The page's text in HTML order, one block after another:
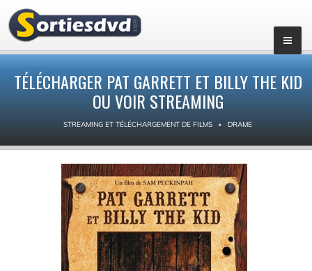
TÉLÉCHARGER PAT GARRETT ET BILLY THE KID
OU VOIR STREAMING
STREAMING ET TÉLÉCHARGEMENT DE FILMS DRAME